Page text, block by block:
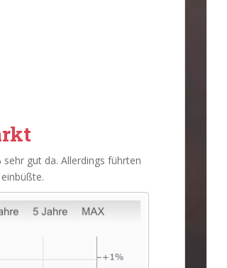
sehr gut da. Allerdings führten
einbüßte.